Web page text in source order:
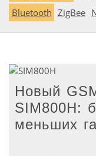
Bluetooth ZigBee
Новый
SIM800H:
меньших